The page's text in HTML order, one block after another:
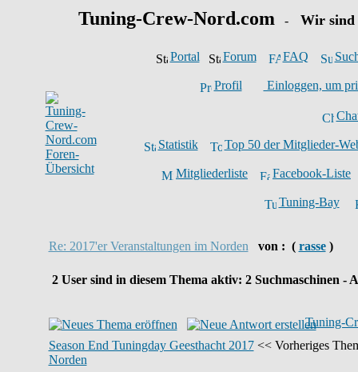
Tuning-Crew-Nord.com - Wir sind
Portal Forum FAQ
Profil Einloggen, um
Statistik Top 50 der Mitglieder-
Mitgliederliste Facebook-Liste
Tuning-Bay
Re: 2017'er Veranstaltungen im Norden von : ( rasse)
2User sind in diesem Thema aktiv: 2Suchmaschinen -
Tuning-
Season End Tuningday Geesthacht 2017<< Vorheriges
Norden